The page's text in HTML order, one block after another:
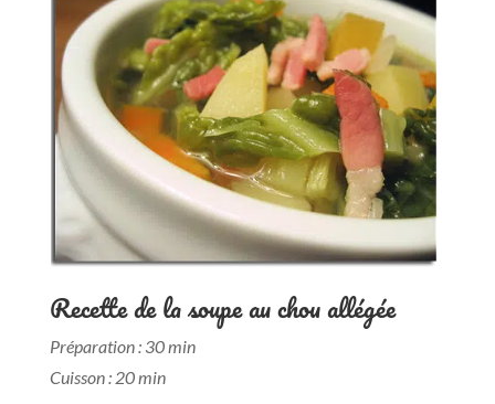
Recette de la soupe au chou allégée
Préparation : 30 min
Cuisson : 20 min